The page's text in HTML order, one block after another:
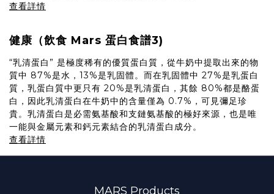
查看詳情
健康（飲食 Mars 蛋白食譜3)
“乳清蛋白” 是極度稀有的優質蛋白質，從牛奶中提取出來的物
質中 87%是水，13%是乳固體。而在乳固體中 27%是乳蛋白
質，乳蛋白質中更只有 20%是乳清蛋白，其餘 80%都是酪蛋
白，因此乳清蛋白在牛奶中的含量僅為 0.7%，可見彌足珍
貴。乳清蛋白是必需氨基酸和支鏈氨基酸的極好來源，也是唯
一能與金屬元素和鈣元素結合的乳清蛋白成分。
查看詳情
MARS Products